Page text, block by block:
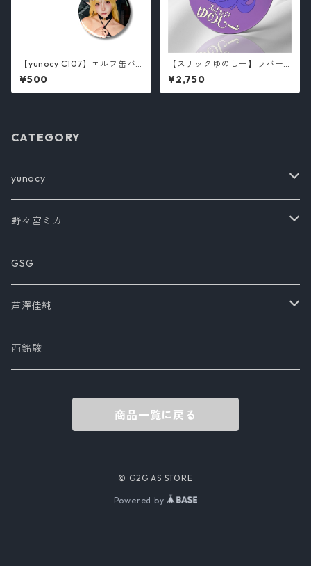
【yunocy C107】エルフ缶バ
ッチ（全2種）
¥500
【スナックゆのしー】ラバー
コースター/yunocy
¥2,750
CATEGORY
yunocy
Tシャツ
アウター
その他
写真集
野々宮ミカ
書籍
GSG
芦澤佳純
アクセサリ
西銘駿
商品一覧に戻る
© G2G AS STORE
Powered by